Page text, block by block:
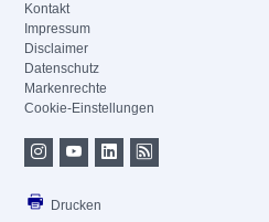
Kontakt
Impressum
Disclaimer
Datenschutz
Markenrechte
Cookie-Einstellungen
Drucken